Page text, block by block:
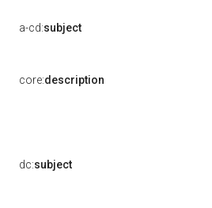
a-cd:subject
core:description
dc:subject